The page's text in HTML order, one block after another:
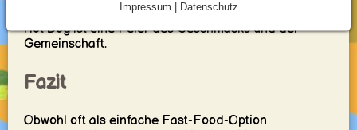
zusammenbringt. Jeder Biss in einen gut gemachten
Hot Dog ist eine Feier des Geschmacks und der
Gemeinschaft.
Fazit
Obwohl oft als einfache Fast-Food-Option
Impressum | Datenschutz